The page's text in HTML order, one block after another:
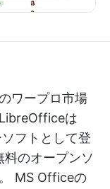
ワープロ市場
は
フトとして登
のオープンソ
MS Officeの